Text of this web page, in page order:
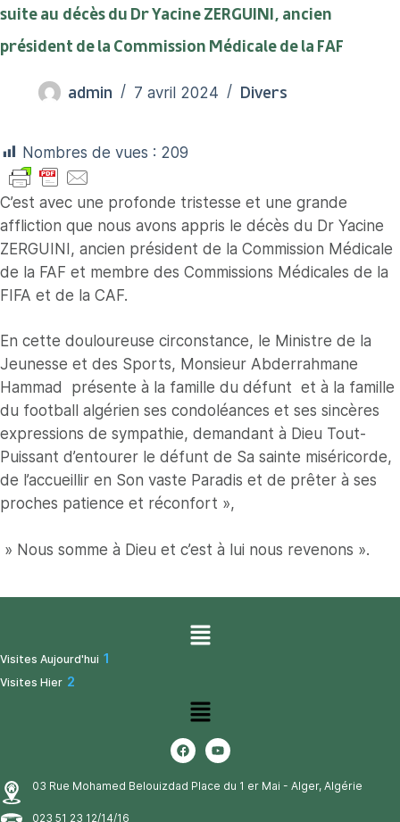
suite au décès du Dr Yacine ZERGUINI, ancien
président de la Commission Médicale de la FAF
admin 7 avril 2024 Divers
Nombres de vues : 209
C’est avec une profonde tristesse et une grande
affliction que nous avons appris le décès du Dr Yacine
ZERGUINI, ancien président de la Commission Médicale
de la FAF et membre des Commissions Médicales de la
FIFA et de la CAF.
En cette douloureuse circonstance, le Ministre de la
Jeunesse et des Sports, Monsieur Abderrahmane
Hammad présente à la famille du défunt et à la famille
du football algérien ses condoléances et ses sincères
expressions de sympathie, demandant à Dieu Tout-
Puissant d’entourer le défunt de Sa sainte miséricorde,
de l’accueillir en Son vaste Paradis et de prêter à ses
proches patience et réconfort »,
» Nous somme à Dieu et c’est à lui nous revenons ».
03 Rue Mohamed Belouizdad Place du 1 er Mai - Alger, Algérie
023 51 23 12/14/16
Visites Aujourd'hui 1
Visites Hier 2